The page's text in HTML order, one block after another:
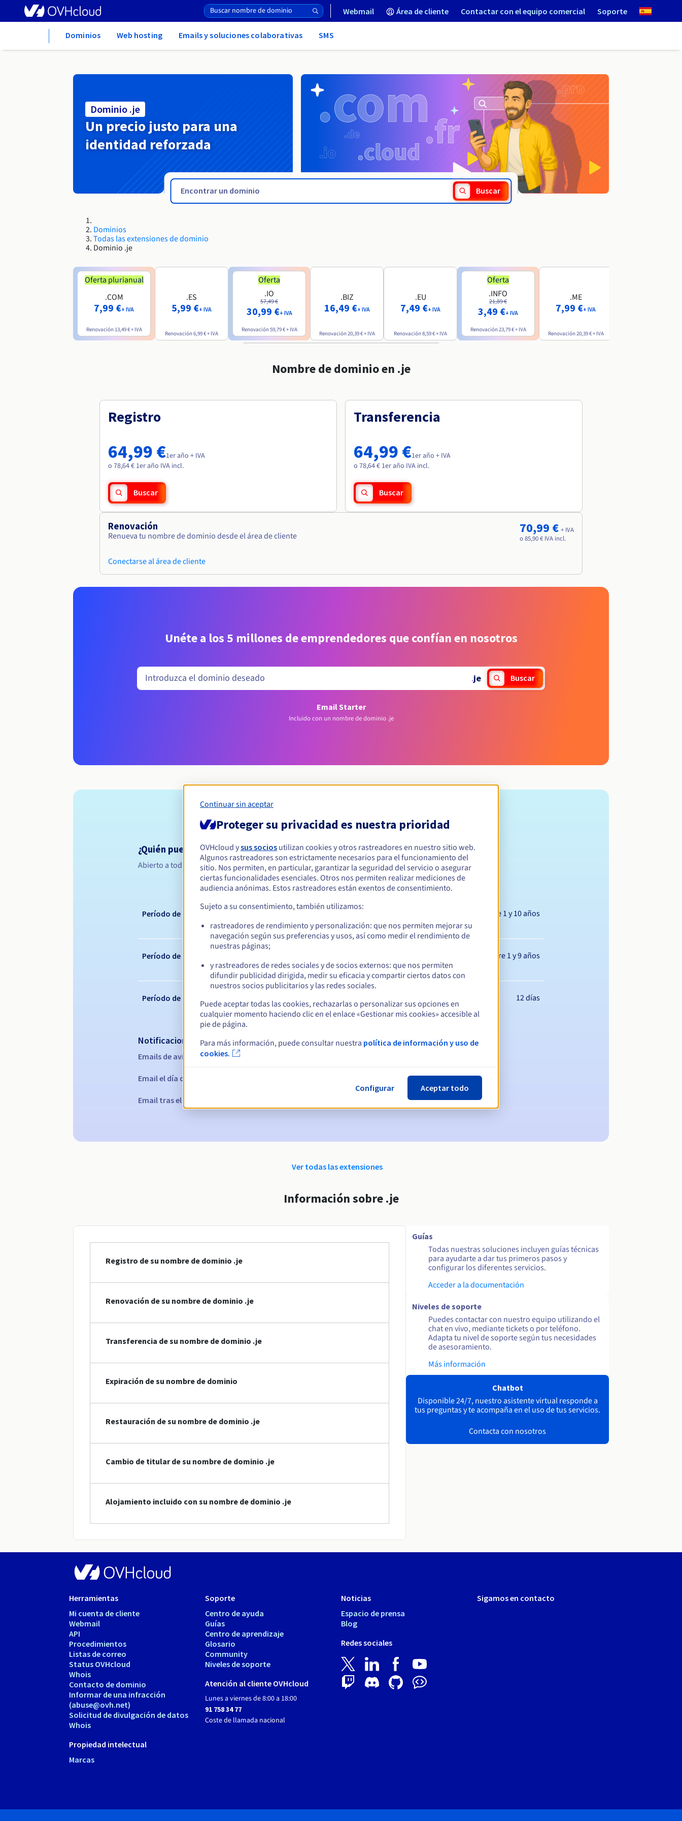
Webmail Área de cliente Contactar con el equipo comercial Soporte
Dominios Web hosting Emails y soluciones colaborativas SMS
Dominio .je
Un precio justo para una
identidad reforzada
Buscar
Dominios
Todas las extensiones de dominio
Dominio .je
Oferta plurianual
.COM
7,99 €+ IVA
Renovación 13,49 €+ IVA
.ES
5,99 €+ IVA
Renovación6,99 €+ IVA
Oferta
.IO
57,49 €
30,99 €+ IVA
Renovación59,79 €+ IVA
.BIZ
16,49 €+ IVA
Renovación20,39 €+ IVA
.EU
7,49 €+ IVA
Renovación8,59 €+ IVA
Oferta
.INFO
21,89 €
3,49 €+ IVA
Renovación23,79 €+ IVA
.ME
7,99 €+ IVA
Renovación20,39 €+ IVA
Nombre de dominio en .je
Registro
64,99 €1er año + IVA
o 78,64 € 1er año IVA incl.
Buscar
Transferencia
64,99 €1er año + IVA
o 78,64 € 1er año IVA incl.
Buscar
Renovación
Renueva tu nombre de dominio desde el área de cliente
Conectarse al área de cliente
70,99 € + IVA
o 85,90 € IVA incl.
Unéte a los 5 millones de emprendedores que confían en nosotros
.je Buscar
Email Starter
Incluido con un nombre de dominio .je
Condiciones de elegibilidad
¿Quién puede registrar un .je?
Abierto a todas las personas físicas o jurídicas, sin restricción geográfica.
Reglas de gestión y notificaciones
Período de registro Entre 1 y 10 años
Período de renovación Entre 1 y 9 años
Período de redención 12 días
Notificaciones automáticas:
Emails de aviso: 60, 30, 15, 7 y 3 días antes de la fecha de vencimiento
Email el día del vencimiento para notificar la suspensión del nombre de dominio
Email tras el periodo de gracia de redención para notificar la eliminación del nombre de dominio
Ver todas las extensiones
Información sobre .je
Registro de su nombre de dominio .je
Renovación de su nombre de dominio .je
Transferencia de su nombre de dominio .je
Expiración de su nombre de dominio
Restauración de su nombre de dominio .je
Cambio de titular de su nombre de dominio .je
Alojamiento incluido con su nombre de dominio .je
Guías
Todas nuestras soluciones incluyen guías técnicas
para ayudarte a dar tus primeros pasos y
configurar los diferentes servicios.
Acceder a la documentación
Niveles de soporte
Puedes contactar con nuestro equipo utilizando el
chat en vivo, mediante tickets o por teléfono.
Adapta tu nivel de soporte según tus necesidades
de asesoramiento.
Más información
Chatbot
Disponible 24/7, nuestro asistente virtual responde a
tus preguntas y te acompaña en el uso de tus servicios.
Contacta con nosotros
Herramientas
Mi cuenta de cliente
Webmail
API
Procedimientos
Listas de correo
Status OVHcloud
Whois
Contacto de dominio
Informar de una infracción
(abuse@ovh.net)
Solicitud de divulgación de datos
Whois
Propiedad intelectual
Marcas
Soporte
Centro de ayuda
Guías
Centro de aprendizaje
Glosario
Community
Niveles de soporte
Atención al cliente OVHcloud
Lunes a viernes de 8:00 a 18:00
91 758 34 77
Coste de llamada nacional
Noticias
Espacio de prensa
Blog
Redes sociales
Sigamos en contacto
Continuar sin aceptar
Proteger su privacidad es nuestra prioridad
OVHcloud ysus socios utilizan cookies y otros rastreadores en nuestro sitio web.
Algunos rastreadores son estrictamente necesarios para el funcionamiento del
sitio. Nos permiten, en particular, garantizar la seguridad del servicio o asegurar
ciertas funcionalidades esenciales. Otros nos permiten realizar mediciones de
audiencia anónimas. Estos rastreadores están exentos de consentimiento.
Sujeto a su consentimiento, también utilizamos:
rastreadores de rendimiento y personalización: que nos permiten mejorar su
navegación según sus preferencias y usos, así como medir el rendimiento de
nuestras páginas;
y rastreadores de redes sociales y de socios externos: que nos permiten
difundir publicidad dirigida, medir su eficacia y compartir ciertos datos con
nuestros socios publicitarios y las redes sociales.
Puede aceptar todas las cookies, rechazarlas o personalizar sus opciones en
cualquier momento haciendo clic en el enlace «Gestionar mis cookies» accesible al
pie de página.
Para más información, puede consultar nuestra política de información y uso de
cookies.
Configurar Aceptar todo